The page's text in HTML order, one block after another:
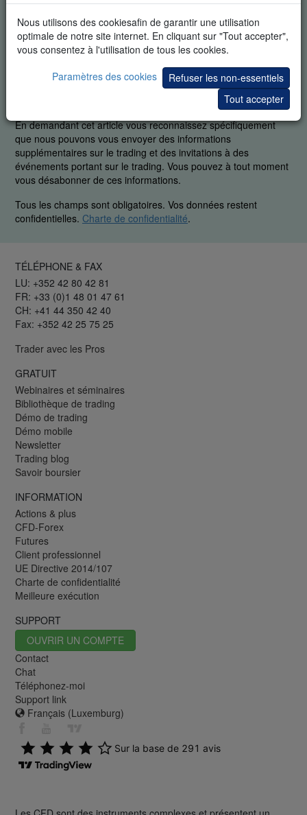
Nous utilisons des cookiesafin de garantir une utilisation
optimale de notre site internet. En cliquant sur "Tout accepter",
vous consentez à l'utilisation de tous les cookies.
Paramètres des cookies
Refuser les non-essentiels
Tout accepter
DÉMO GRATUITE EN TEMPS RÉEL
En demandant cet article vous reconnaissez spécifiquement
que nous pouvons vous envoyer des informations
supplémentaires sur le trading et des invitations à des
événements portant sur le trading. Vous pouvez à tout moment
vous désabonner de ces informations.
Tous les champs sont obligatoires. Vos données restent
confidentielles. Charte de confidentialité.
TÉLÉPHONE & FAX
LU: +352 42 80 42 81
FR: +33 (0)1 48 01 47 61
CH: +41 44 350 42 40
Fax: +352 42 25 75 25
Trader avec les Pros
GRATUIT
Webinaires et séminaires
Bibliothèque de trading
Démo de trading
Démo mobile
Newsletter
Trading blog
Savoir boursier
INFORMATION
Actions & plus
CFD-Forex
Futures
Client professionnel
UE Directive 2014/107
Charte de confidentialité
Meilleure exécution
SUPPORT
OUVRIR UN COMPTE
Contact
Chat
Téléphonez-moi
Support link
Français (Luxemburg)